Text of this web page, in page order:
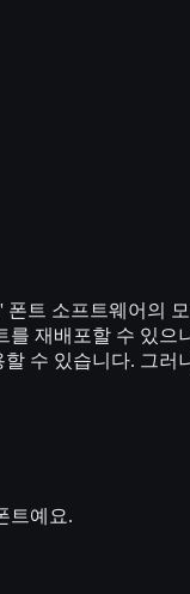
트 소프트웨어의
를 재배포할 수 있
수 있습니다. 그
트예요.